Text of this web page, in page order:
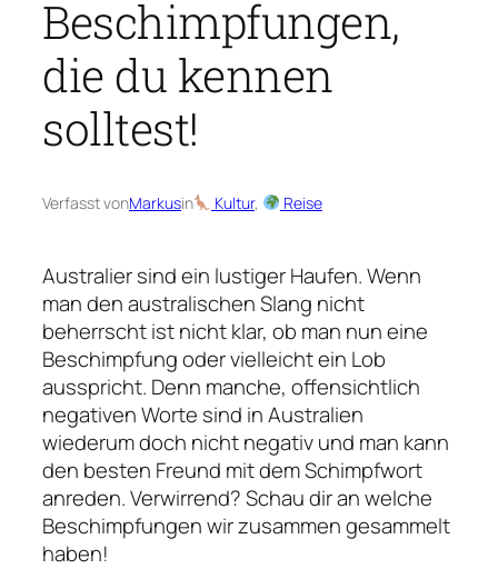
Beschimpfungen,
die du kennen
solltest!
Verfasst vonMarkusin Kultur, Reise
Australier sind ein lustiger Haufen. Wenn
man den australischen Slang nicht
beherrscht ist nicht klar, ob man nun eine
Beschimpfung oder vielleicht ein Lob
ausspricht. Denn manche, offensichtlich
negativen Worte sind in Australien
wiederum doch nicht negativ und man kann
den besten Freund mit dem Schimpfwort
anreden. Verwirrend? Schau dir an welche
Beschimpfungen wir zusammen gesammelt
haben!